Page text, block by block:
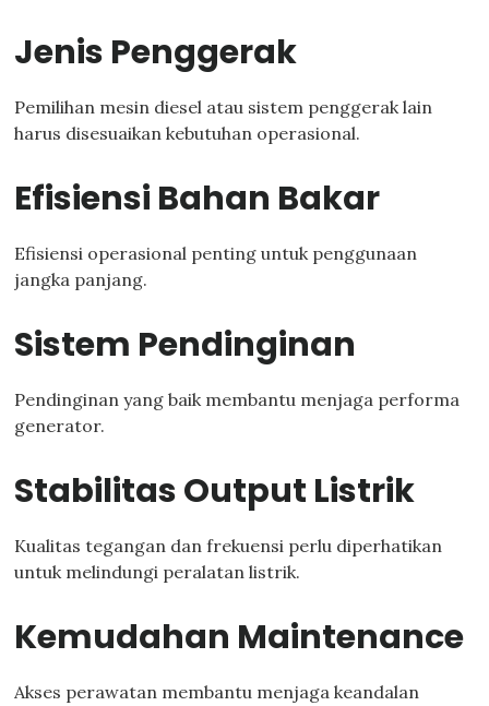
Jenis Penggerak
Pemilihan mesin diesel atau sistem penggerak lain
harus disesuaikan kebutuhan operasional.
Efisiensi Bahan Bakar
Efisiensi operasional penting untuk penggunaan
jangka panjang.
Sistem Pendinginan
Pendinginan yang baik membantu menjaga performa
generator.
Stabilitas Output Listrik
Kualitas tegangan dan frekuensi perlu diperhatikan
untuk melindungi peralatan listrik.
Kemudahan Maintenance
Akses perawatan membantu menjaga keandalan